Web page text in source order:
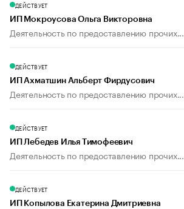
ДЕЙСТВУЕТ
ИП Мокроусова Ольга Викторовна
Деятельность по предоставлению прочих...
ДЕЙСТВУЕТ
ИП Ахматшин Альберт Фирдусович
Деятельность по предоставлению прочих...
ДЕЙСТВУЕТ
ИП Лебедев Илья Тимофеевич
Деятельность по предоставлению прочих...
ДЕЙСТВУЕТ
ИП Копылова Екатерина Дмитриевна